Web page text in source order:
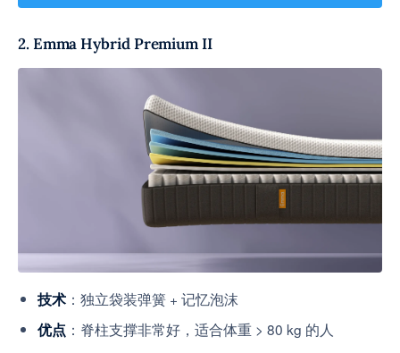
2. Emma Hybrid Premium II
技术 ：独立袋装弹簧 + 记忆泡沫
优点 ：脊柱支撑非常好，适合体重 > 80 kg 的人